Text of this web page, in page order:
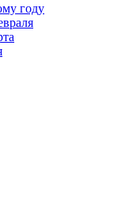
году